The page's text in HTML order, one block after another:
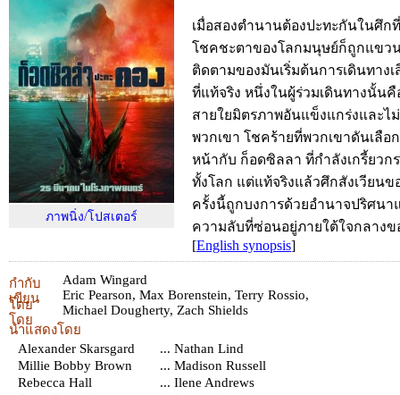
ภาพนิ่ง/โปสเตอร์
เมื่อสองตำนานต้องปะทะกันในศึ
โชคชะตาของโลกมนุษย์ก็ถูกแขว
ติดตามของมันเริ่มต้นการเดินทาง
ที่แท้จริง หนึ่งในผู้ร่วมเดินทางนั้นคื
สายใยมิตรภาพอันแข็งแกร่งและไ
พวกเขา โชคร้ายที่พวกเขาดันเลือ
หน้ากับ ก็อดซิลลา ที่กำลังเกรี้ยวก
ทั้งโลก แต่แท้จริงแล้วศึกสังเวียน
ครั้งนี้ถูกบงการด้วยอำนาจปริศนา
ความลับที่ซ่อนอยู่ภายใต้ใจกลางข
[English synopsis]
กำกับ
โดย
Adam Wingard
เขียน
โดย
Eric Pearson, Max Borenstein, Terry Rossio,
Michael Dougherty, Zach Shields
นำแสดงโดย
Alexander Skarsgard
... Nathan Lind
Millie Bobby Brown
... Madison Russell
Rebecca Hall
... Ilene Andrews